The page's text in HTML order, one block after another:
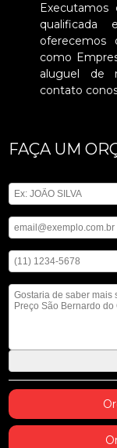
oferecemos
como
aluguel de
contato
FAÇA UM